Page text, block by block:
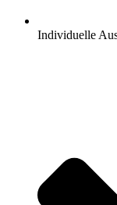
Individuelle